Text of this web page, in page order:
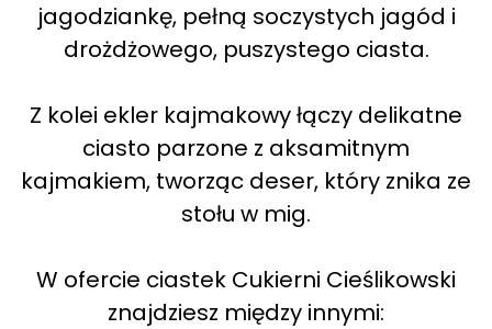
jagodziankę, pełną soczystych jagód i
drożdżowego, puszystego ciasta.
Z kolei ekler kajmakowy łączy delikatne
ciasto parzone z aksamitnym
kajmakiem, tworząc deser, który znika ze
stołu w mig.
W ofercie ciastek Cukierni Cieślikowski
znajdziesz między innymi: